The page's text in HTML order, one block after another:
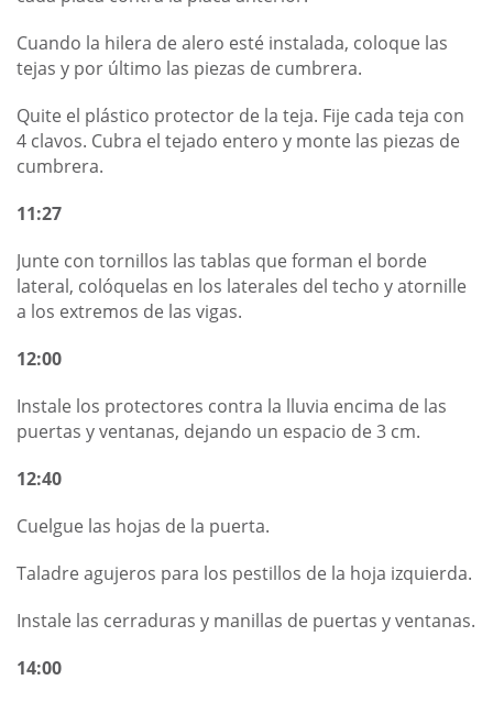
Cuando la hilera de alero esté instalada, coloque las
tejas y por último las piezas de cumbrera.
Quite el plástico protector de la teja. Fije cada teja con
4 clavos. Cubra el tejado entero y monte las piezas de
cumbrera.
11:27
Junte con tornillos las tablas que forman el borde
lateral, colóquelas en los laterales del techo y atornille
a los extremos de las vigas.
12:00
Instale los protectores contra la lluvia encima de las
puertas y ventanas, dejando un espacio de 3 cm.
12:40
Cuelgue las hojas de la puerta.
Taladre agujeros para los pestillos de la hoja izquierda.
Instale las cerraduras y manillas de puertas y ventanas.
14:00